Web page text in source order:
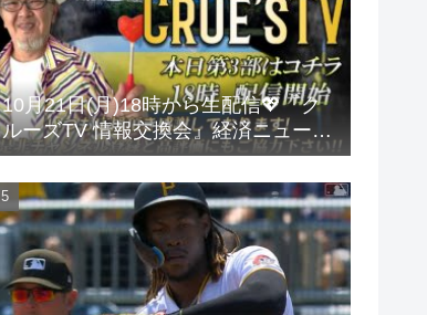
10月21日(月)18時から生配信💖『ク
ルーズTV 情報交換会』経済ニュース
投資 株式市場 新NISA 投資信託 仮想
通貨 ビットコイン 不動産投資 為替
ベトナムドン イラクディナール